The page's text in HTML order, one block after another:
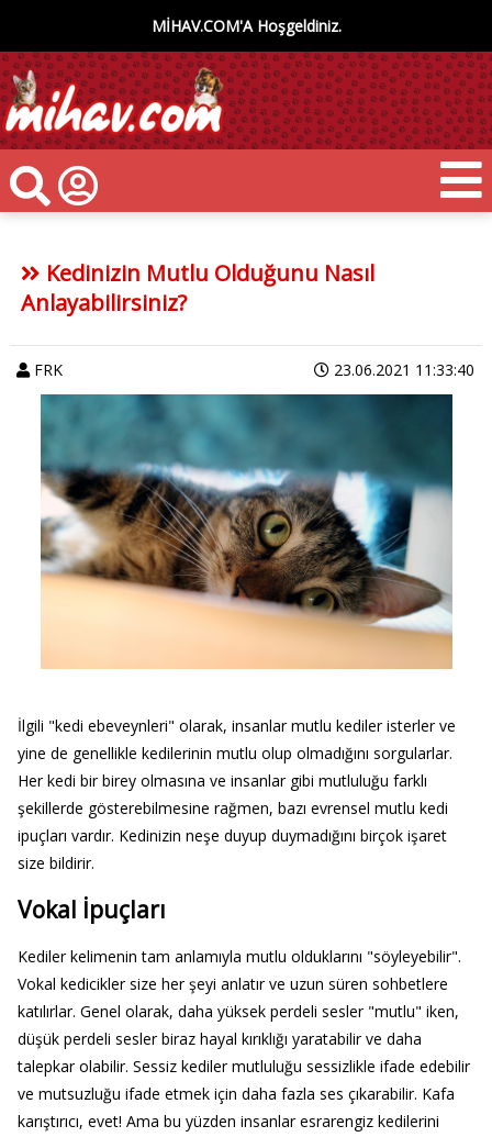
MİHAV.COM'A Hoşgeldiniz.
Kedinizin Mutlu Olduğunu Nasıl
Anlayabilirsiniz?
FRK 23.06.2021 11:33:40
İlgili "kedi ebeveynleri" olarak, insanlar mutlu kediler isterler ve
yine de genellikle kedilerinin mutlu olup olmadığını sorgularlar.
Her kedi bir birey olmasına ve insanlar gibi mutluluğu farklı
şekillerde gösterebilmesine rağmen, bazı evrensel mutlu kedi
ipuçları vardır. Kedinizin neşe duyup duymadığını birçok işaret
size bildirir.
Vokal İpuçları
Kediler kelimenin tam anlamıyla mutlu olduklarını "söyleyebilir".
Vokal kedicikler size her şeyi anlatır ve uzun süren sohbetlere
katılırlar. Genel olarak, daha yüksek perdeli sesler "mutlu" iken,
düşük perdeli sesler biraz hayal kırıklığı yaratabilir ve daha
talepkar olabilir. Sessiz kediler mutluluğu sessizlikle ifade edebilir
ve mutsuzluğu ifade etmek için daha fazla ses çıkarabilir. Kafa
karıştırıcı, evet! Ama bu yüzden insanlar esrarengiz kedilerini